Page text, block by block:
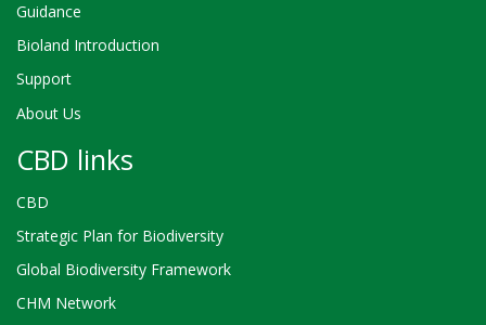
Guidance
Bioland Introduction
Support
About Us
CBD links
CBD
Strategic Plan for Biodiversity
Global Biodiversity Framework
CHM Network